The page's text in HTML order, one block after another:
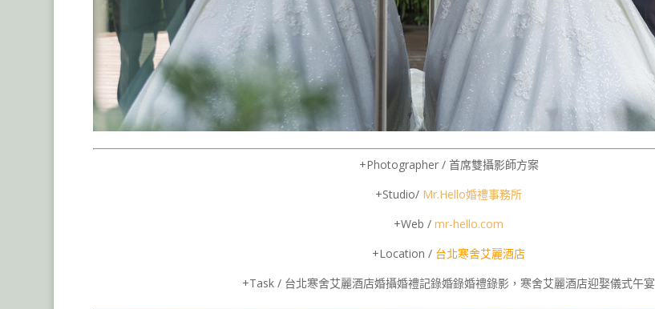
+Photographer / 首席雙攝影師方案
+Studio/ Mr.Hello婚禮事務所
+Web / mr-hello.com
+Location / 台北寒舍艾麗酒店
+Task / 台北寒舍艾麗酒店婚攝婚禮記錄婚錄婚禮錄影，寒舍艾麗酒店迎娶儀式午宴